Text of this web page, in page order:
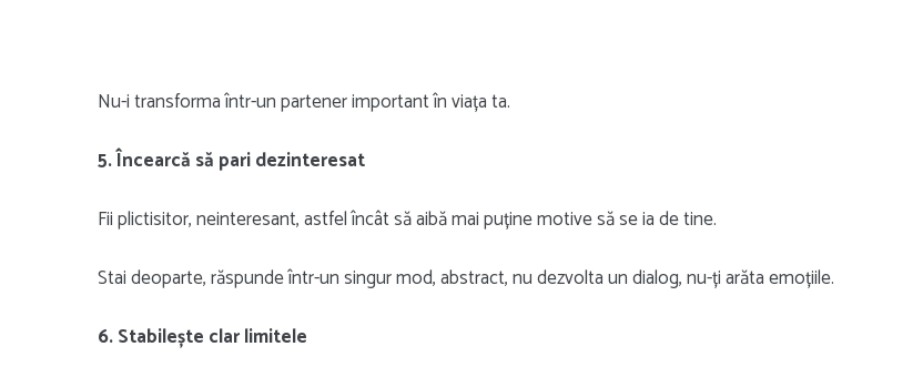
Nu-i transforma într-un partener important în viața ta.
5. Încearcă să pari dezinteresat
Fii plictisitor, neinteresant, astfel încât să aibă mai puține motive să se ia de tine.
Stai deoparte, răspunde într-un singur mod, abstract, nu dezvolta un dialog, nu-ți arăta emoțiile.
6. Stabilește clar limitele